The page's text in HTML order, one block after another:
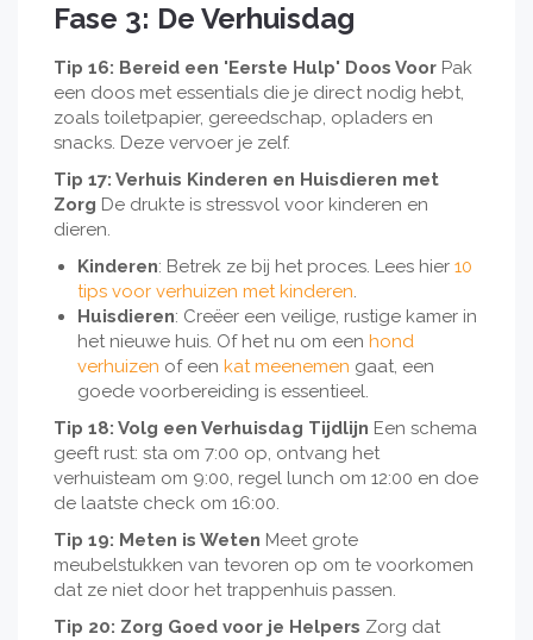
Fase 3: De Verhuisdag
Tip 16: Bereid een 'Eerste Hulp' Doos Voor Pak
een doos met essentials die je direct nodig hebt,
zoals toiletpapier, gereedschap, opladers en
snacks. Deze vervoer je zelf.
Tip 17: Verhuis Kinderen en Huisdieren met
Zorg De drukte is stressvol voor kinderen en
dieren.
Kinderen: Betrek ze bij het proces. Lees hier 10
tips voor verhuizen met kinderen.
Huisdieren: Creëer een veilige, rustige kamer in
het nieuwe huis. Of het nu om een hond
verhuizen of een kat meenemen gaat, een
goede voorbereiding is essentieel.
Tip 18: Volg een Verhuisdag Tijdlijn Een schema
geeft rust: sta om 7:00 op, ontvang het
verhuisteam om 9:00, regel lunch om 12:00 en doe
de laatste check om 16:00.
Tip 19: Meten is Weten Meet grote
meubelstukken van tevoren op om te voorkomen
dat ze niet door het trappenhuis passen.
Tip 20: Zorg Goed voor je Helpers Zorg dat